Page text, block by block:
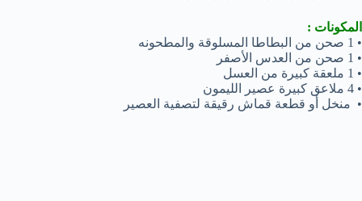
المكونات :
• 1 صحن من البطاطا المسلوقة والمطحونه
• 1 صحن من العدس الأصفر
• 1 ملعقة كبيرة من العسل
• 4 ملاعق كبيرة عصير الليمون
• منخل أو قطعة قماش رقيقة لتصفية العصير